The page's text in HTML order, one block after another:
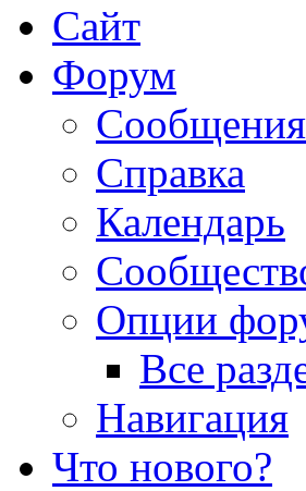
Сайт
Форум
Сообщения
Справка
Календарь
Опции
Все
Навигация
Что нового?